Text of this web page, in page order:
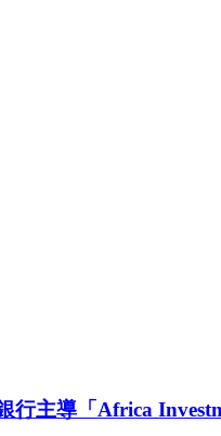
行主導「Africa